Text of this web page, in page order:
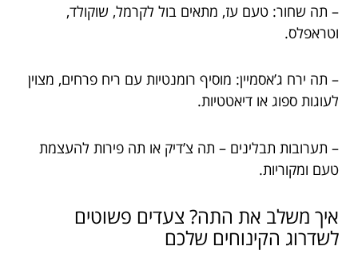
– תה שחור: טעם עז, מתאים בול לקרמל, שוקולד,
וטראפלס.
– תה ירח ג’אסמיין: מוסיף רומנטיות עם ריח פרחים, מצוין
לעוגות ספוג או דיאטטיות.
– תערובות תבלינים – תה צ’דיק או תה פירות להעצמת
טעם ומקוריות.
איך משלב את התה? צעדים פשוטים
לשדרוג הקינוחים שלכם